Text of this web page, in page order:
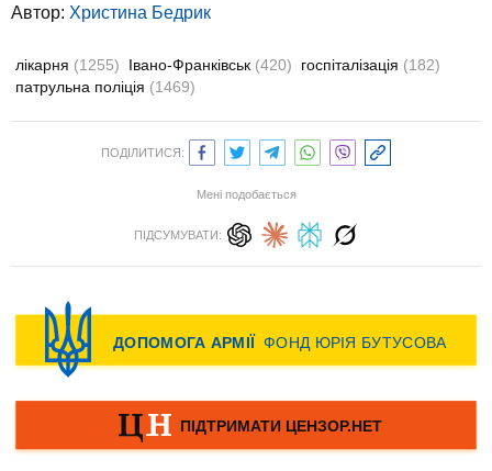
Автор: Христина Бедрик
лікарня (1255) Івано-Франківськ (420) госпіталізація (182)
патрульна поліція (1469)
ПОДІЛИТИСЯ:
Мені подобається
ПІДСУМУВАТИ: